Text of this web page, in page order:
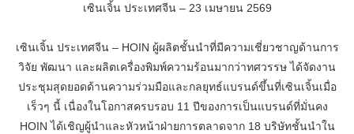
เซินเจิ้น ประเทศจีน – 23 เมษายน 2569
เซินเจิ้น ประเทศจีน – HOIN ผู้ผลิตชั้นนำที่มีความเชี่ยวชาญด้านการ
วิจัย พัฒนา และผลิตเครื่องพิมพ์ความร้อนมากว่าทศวรรษ ได้จัดงาน
ประชุมสุดยอดด้านความร่วมมือและกลยุทธ์แบรนด์ขึ้นที่เซินเจิ้นเมื่อ
เร็วๆ นี้ เนื่องในโอกาสครบรอบ 11 ปีของการเป็นแบรนด์ที่มั่นคง
HOIN ได้เชิญผู้นำและหัวหน้าฝ่ายการตลาดจาก 18 บริษัทชั้นนำใน